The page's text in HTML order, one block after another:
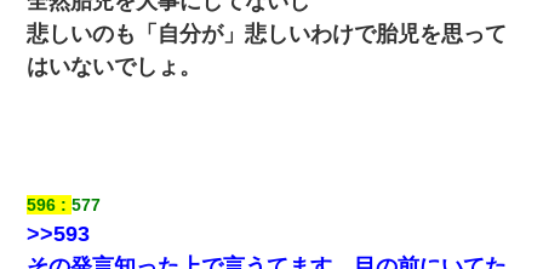
悲しいのも「自分が」悲しいわけで胎児を思って
はいないでしょ。
596 577
>>593